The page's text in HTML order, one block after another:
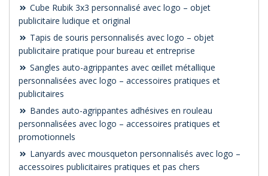
Cube Rubik 3x3 personnalisé avec logo – objet
publicitaire ludique et original
Tapis de souris personnalisés avec logo – objet
publicitaire pratique pour bureau et entreprise
Sangles auto-agrippantes avec œillet métallique
personnalisées avec logo – accessoires pratiques et
publicitaires
Bandes auto-agrippantes adhésives en rouleau
personnalisées avec logo – accessoires pratiques et
promotionnels
Lanyards avec mousqueton personnalisés avec logo –
accessoires publicitaires pratiques et pas chers